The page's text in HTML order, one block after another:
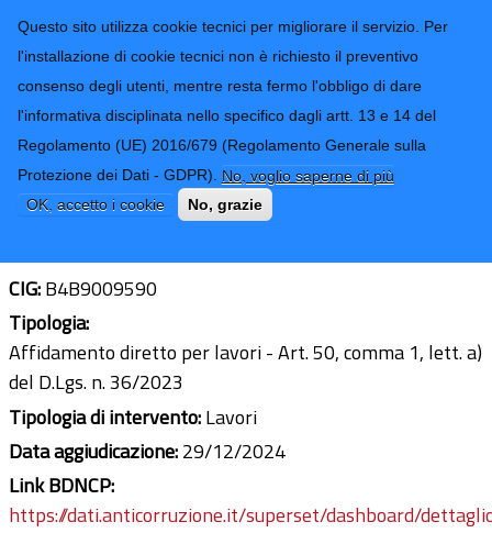
Questo sito utilizza cookie tecnici per migliorare il servizio. Per
l'installazione di cookie tecnici non è richiesto il preventivo
consenso degli utenti, mentre resta fermo l'obbligo di dare
l'informativa disciplinata nello specifico dagli artt. 13 e 14 del
Regolamento (UE) 2016/679 (Regolamento Generale sulla
Protezione dei Dati - GDPR). No, voglio saperne di più
OK, accetto i cookie
No, grazie
Provincia di
Imperia
CONTATTI-URP
TRASPARENZA
Form di ricerca
Lavori di manutenzione straordinaria
ponti delle SS.PP.– anno 2024
CIG:B4B9009590
Tipologia:
Affidamento diretto per lavori - Art. 50, comma 1, lett. a)
del D.Lgs. n. 36/2023
Tipologia di intervento:Lavori
Data aggiudicazione:29/12/2024
Link BDNCP:
https://dati.anticorruzione.it/superset/dashboard/